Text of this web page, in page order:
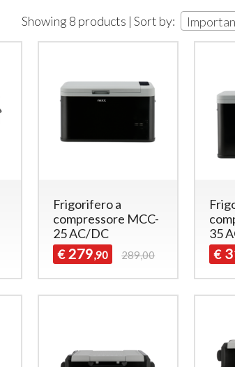
Showing 8 products | Sort by:
Frigorifero a
compressore MCC-
25 AC/DC
€ 279,90 289,00
35
€